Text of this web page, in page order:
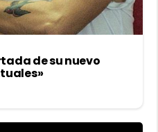
de su nuevo